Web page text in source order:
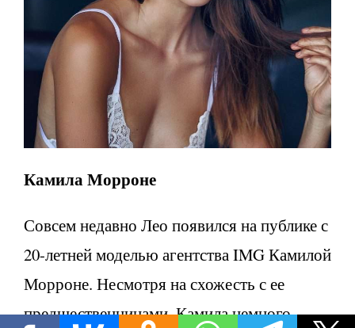
Камила Морроне
Совсем недавно Лео появился на публике с
20-летней моделью агентства IMG Камилой
Морроне. Несмотря на схожесть с ее
предшественницами, Камила немного